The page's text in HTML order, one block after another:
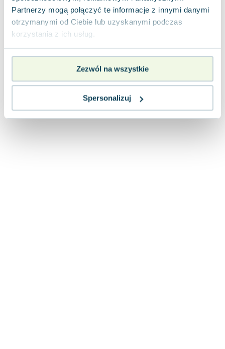
Partnerzy mogą połączyć te informacje z innymi danymi
otrzymanymi od Ciebie lub uzyskanymi podczas
korzystania z ich usług.
Zezwól na wszystkie
Spersonalizuj
Lorraine Warren
Ajahn Brahm
Lucinda Riley